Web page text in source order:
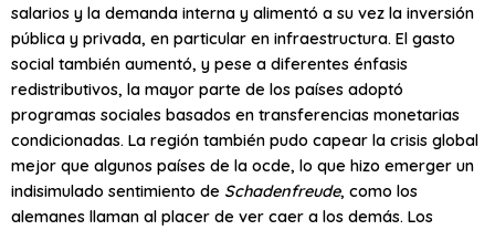
salarios y la demanda interna y alimentó a su vez la inversión
pública y privada, en particular en infraestructura. El gasto
social también aumentó, y pese a diferentes énfasis
redistributivos, la mayor parte de los países adoptó
programas sociales basados en transferencias monetarias
condicionadas. La región también pudo capear la crisis global
mejor que algunos países de la ocde, lo que hizo emerger un
indisimulado sentimiento de Schadenfreude, como los
alemanes llaman al placer de ver caer a los demás. Los